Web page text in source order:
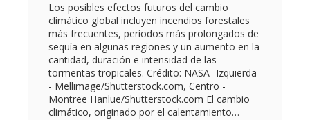
Los posibles efectos futuros del cambio
climático global incluyen incendios forestales
más frecuentes, períodos más prolongados de
sequía en algunas regiones y un aumento en la
cantidad, duración e intensidad de las
tormentas tropicales. Crédito: NASA- Izquierda
- Mellimage/Shutterstock.com, Centro -
Montree Hanlue/Shutterstock.com El cambio
climático, originado por el calentamiento…